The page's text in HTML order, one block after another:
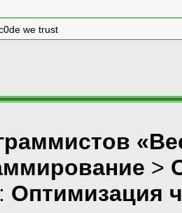
we trust
>
Оптимизация